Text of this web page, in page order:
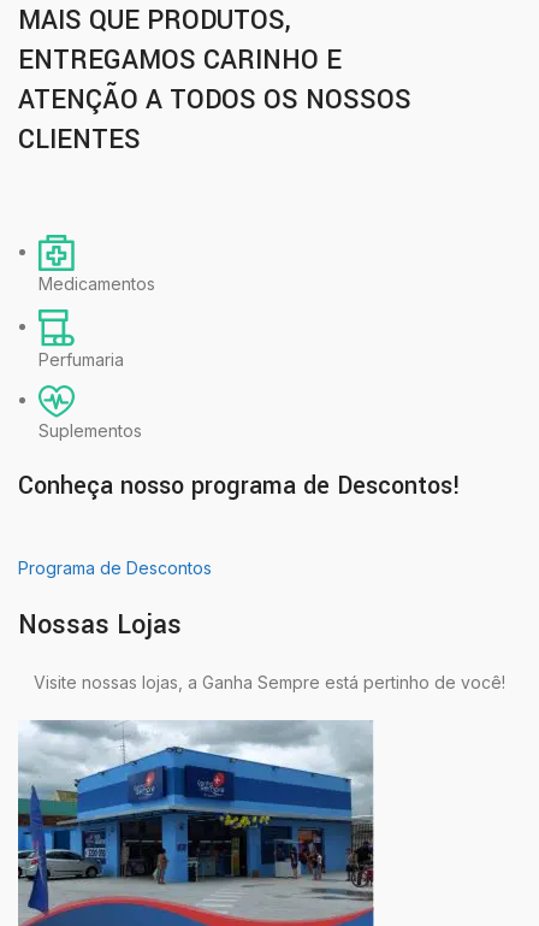
MAIS QUE PRODUTOS,
ENTREGAMOS CARINHO E
ATENÇÃO A TODOS OS NOSSOS
CLIENTES
Medicamentos
Perfumaria
Suplementos
Conheça nosso programa de Descontos!
Programa de Descontos
Nossas Lojas
Visite nossas lojas, a Ganha Sempre está pertinho de você!